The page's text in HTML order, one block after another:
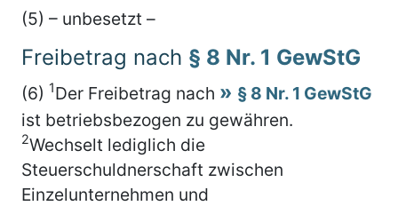
(5) – unbesetzt –
Freibetrag nach § 8 Nr. 1 GewStG
(6) 1Der Freibetrag nach
§ 8 Nr. 1 GewStG
ist betriebsbezogen zu gewähren.
2Wechselt lediglich die
Steuerschuldnerschaft zwischen
Einzelunternehmen und